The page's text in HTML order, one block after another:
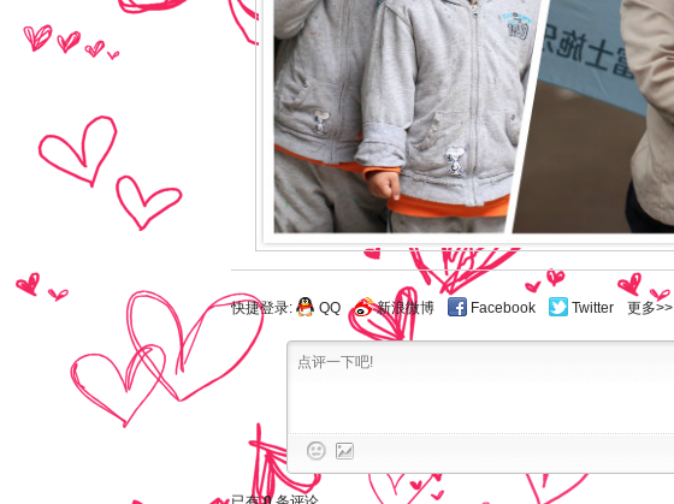
快捷登录: QQ 新浪微博 Facebook Twitter 更多>>